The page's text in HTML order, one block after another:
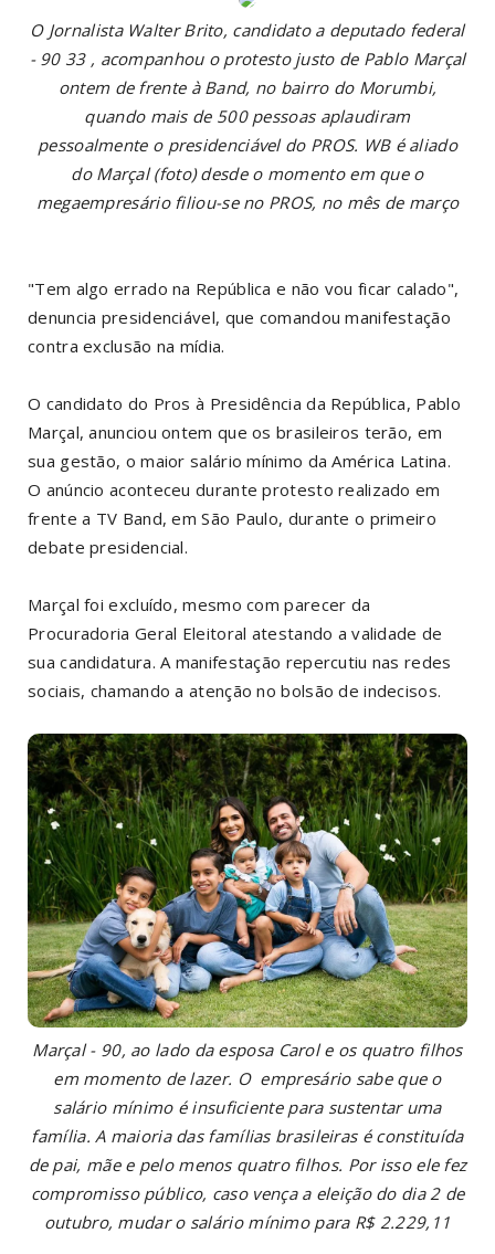
O Jornalista Walter Brito, candidato a deputado federal
- 90 33 , acompanhou o protesto justo de Pablo Marçal
ontem de frente à Band, no bairro do Morumbi,
quando mais de 500 pessoas aplaudiram
pessoalmente o presidenciável do PROS. WB é aliado
do Marçal (foto) desde o momento em que o
megaempresário filiou-se no PROS, no mês de março
"Tem algo errado na República e não vou ficar calado",
denuncia presidenciável, que comandou manifestação
contra exclusão na mídia.
O candidato do Pros à Presidência da República, Pablo
Marçal, anunciou ontem que os brasileiros terão, em
sua gestão, o maior salário mínimo da América Latina.
O anúncio aconteceu durante protesto realizado em
frente a TV Band, em São Paulo, durante o primeiro
debate presidencial.
Marçal foi excluído, mesmo com parecer da
Procuradoria Geral Eleitoral atestando a validade de
sua candidatura. A manifestação repercutiu nas redes
sociais, chamando a atenção no bolsão de indecisos.
Marçal - 90, ao lado da esposa Carol e os quatro filhos
em momento de lazer. O empresário sabe que o
salário mínimo é insuficiente para sustentar uma
família. A maioria das famílias brasileiras é constituída
de pai, mãe e pelo menos quatro filhos. Por isso ele fez
compromisso público, caso vença a eleição do dia 2 de
outubro, mudar o salário mínimo para R$ 2.229,11